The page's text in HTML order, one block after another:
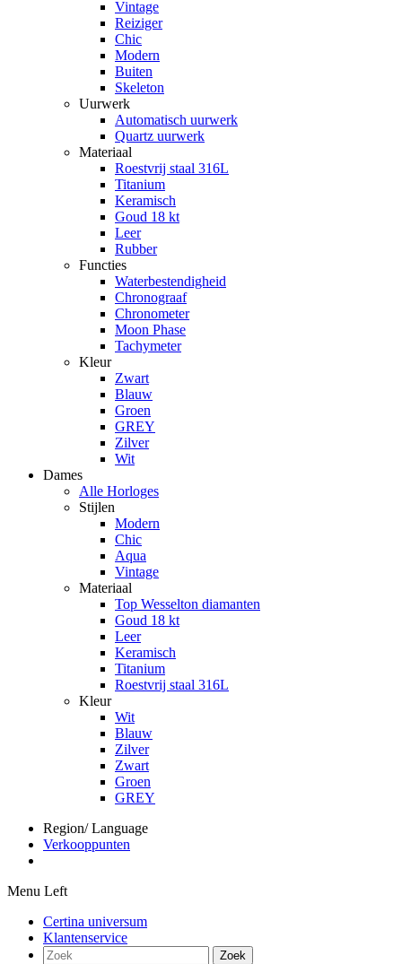
Vintage
Reiziger
Chic
Modern
Buiten
Skeleton
Uurwerk
Automatisch uurwerk
Quartz uurwerk
Materiaal
Roestvrij staal 316L
Titanium
Keramisch
Goud 18 kt
Leer
Rubber
Functies
Waterbestendigheid
Chronograaf
Chronometer
Moon Phase
Tachymeter
Kleur
Zwart
Blauw
Groen
GREY
Zilver
Wit
Dames
Alle Horloges
Stijlen
Modern
Chic
Aqua
Vintage
Materiaal
Top Wesselton diamanten
Goud 18 kt
Leer
Keramisch
Titanium
Roestvrij staal 316L
Kleur
Wit
Blauw
Zilver
Zwart
Groen
GREY
Region/ Language
Verkooppunten
Menu Left
Certina universum
Klantenservice
Zoek